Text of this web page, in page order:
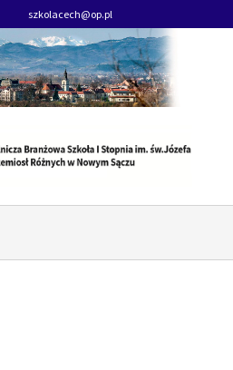
szkolacech@op.pl